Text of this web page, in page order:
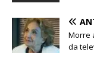
A
p
p
b
o
o
n
Morre
da